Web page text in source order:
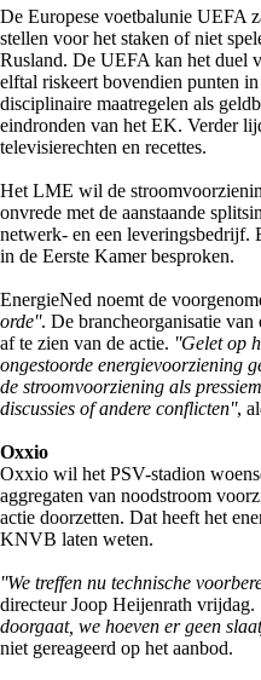
De Europese voetbalunie
stellen voor het staken of niet
Rusland. De UEFA kan het duel
elftal riskeert bovendien punten
disciplinaire maatregelen als
eindronden van het EK. Verder
televisierechten en recettes.
Het LME wil de
onvrede met de aanstaande
netwerk- en een leveringsbedrijf.
in de Eerste Kamer besproken.
EnergieNed noemt de
orde''. De brancheorganisatie
af te zien van de actie. ''Gelet op
ongestoorde energievoorziening
de stroomvoorziening als
discussies of andere conflicten'',
Oxxio
Oxxio wil het PSV-stadion
aggregaten van noodstroom
actie doorzetten. Dat heeft het
KNVB laten weten.
''We treffen nu technische
directeur Joop Heijenrath vrijdag.
doorgaat, we hoeven er geen
niet gereageerd op het aanbod.